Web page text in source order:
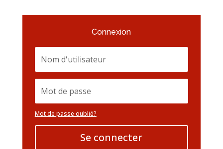
Connexion
Mot de passe oublié?
Se connecter